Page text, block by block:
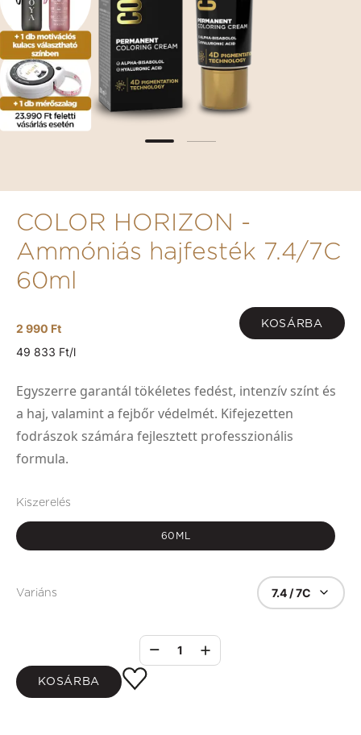
COLOR HORIZON -
Ammóniás hajfesték 7.4/7C
60ml
2 990 Ft KOSÁRBA
49 833 Ft/l
Egyszerre garantál tökéletes fedést, intenzív színt és
a haj, valamint a fejbőr védelmét. Kifejezetten
fodrászok számára fejlesztett professzionális
formula.
Kiszerelés
60ML
Variáns 7.4 / 7C
1
KOSÁRBA